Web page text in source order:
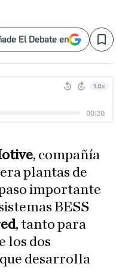
El Debate en Save
, compañía
plantas de
importante
BESS
, tanto para
los dos
desarrolla